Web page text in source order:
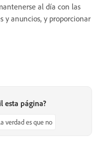
al día con las
y anuncios, y proporcionar
esta página?
verdad es que no